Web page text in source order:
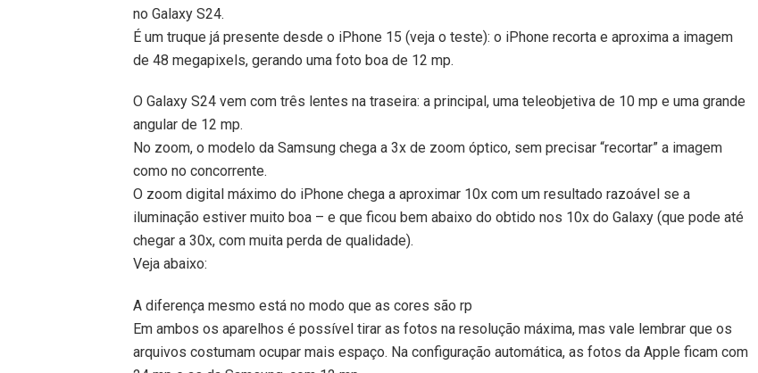
no Galaxy S24.
É um truque já presente desde o iPhone 15 (veja o teste): o iPhone recorta e aproxima a imagem
de 48 megapixels, gerando uma foto boa de 12 mp.
O Galaxy S24 vem com três lentes na traseira: a principal, uma teleobjetiva de 10 mp e uma grande
angular de 12 mp.
No zoom, o modelo da Samsung chega a 3x de zoom óptico, sem precisar “recortar” a imagem
como no concorrente.
O zoom digital máximo do iPhone chega a aproximar 10x com um resultado razoável se a
iluminação estiver muito boa – e que ficou bem abaixo do obtido nos 10x do Galaxy (que pode até
chegar a 30x, com muita perda de qualidade).
Veja abaixo:
A diferença mesmo está no modo que as cores são rp
Em ambos os aparelhos é possível tirar as fotos na resolução máxima, mas vale lembrar que os
arquivos costumam ocupar mais espaço. Na configuração automática, as fotos da Apple ficam com